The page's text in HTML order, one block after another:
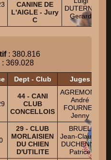
CANINE DE
L'AIGLE - Jury
C
DUTERNE
Gerard
: 380.816
: 369.028
Dept - Club Juges
44 - CANI
CLUB
CONCELLOIS
AGREMONT
André
FOURNEL
Jenny
29 - CLUB
MORLAISIEN
DU CHIEN
D'UTILITE
BRUEL
Jean-Claude
DUCHENNE
Patrice